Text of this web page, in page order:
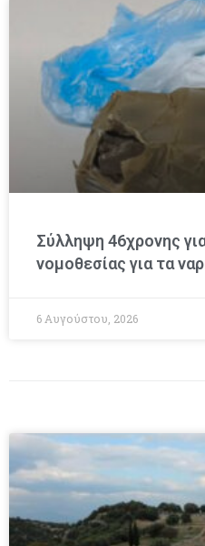
Σύλληψη 46χρονης
νομοθεσίας για τα
6 Αυγούστου, 2026